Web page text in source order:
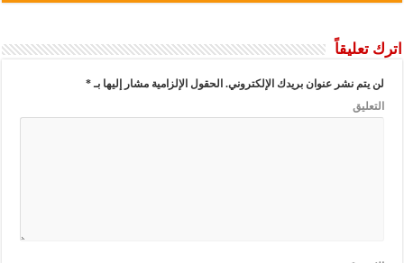
اترك تعليقاً
لن يتم نشر عنوان بريدك الإلكتروني. الحقول الإلزامية مشار إليها بـ*
التعليق